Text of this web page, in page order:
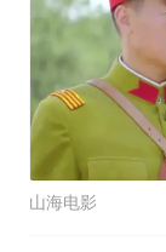
山海电影